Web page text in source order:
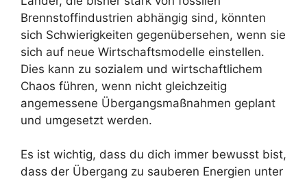
Brennstoffindustrien abhängig sind, könnten
sich Schwierigkeiten gegenübersehen, wenn sie
sich auf neue Wirtschaftsmodelle einstellen.
Dies kann zu sozialem und wirtschaftlichem
Chaos führen, wenn nicht gleichzeitig
angemessene Übergangsmaßnahmen geplant
und umgesetzt werden.
Es ist wichtig, dass du dich immer bewusst bist,
dass der Übergang zu sauberen Energien unter